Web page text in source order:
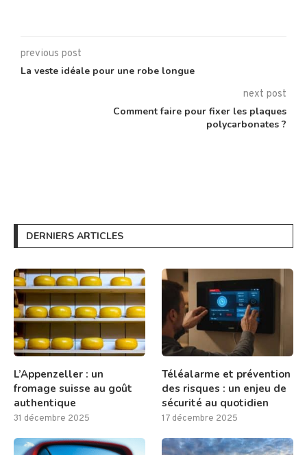
previous post
La veste idéale pour une robe longue
next post
Comment faire pour fixer les plaques
polycarbonates ?
DERNIERS ARTICLES
L’Appenzeller : un
fromage suisse au goût
authentique
31 décembre 2025
Téléalarme et prévention
des risques : un enjeu de
sécurité au quotidien
17 décembre 2025